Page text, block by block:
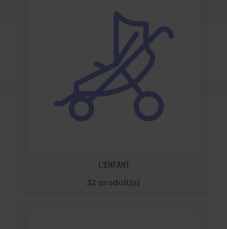
L'ENFANT
32 produit(s)